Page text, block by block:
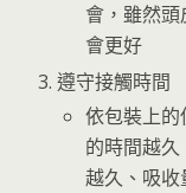
會，雖然
會更好
遵守接觸時間
依包裝上
的時間越
越久、吸收